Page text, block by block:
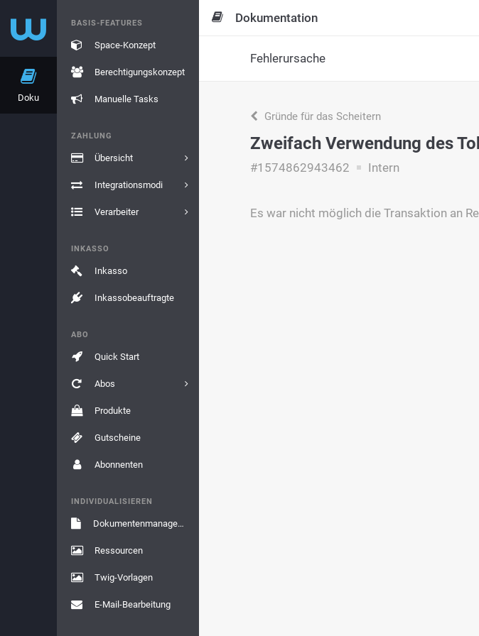
Doku
BASIS-FEATURES
Space-Konzept
Berechtigungskonzept
Manuelle Tasks
ZAHLUNG
Übersicht
Integrationsmodi
Verarbeiter
INKASSO
Inkasso
Inkassobeauftragte
ABO
Quick Start
Abos
Produkte
Gutscheine
Abonnenten
INDIVIDUALISIEREN
Dokumentenmanagement
Ressourcen
Twig-Vorlagen
E-Mail-Bearbeitung
Dokumentation
Fehlerursache
Gründe für das Scheitern
Zweifach Verwendung des
#1574862943462 Intern
Es war nicht möglich die Transaktion an